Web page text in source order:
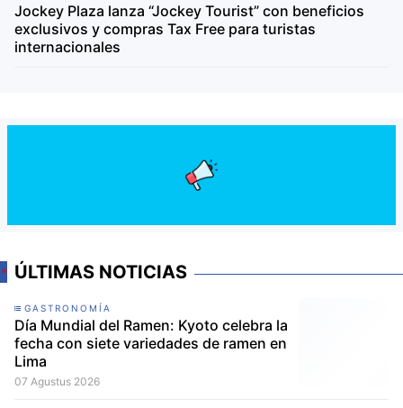
Jockey Plaza lanza “Jockey Tourist” con beneficios
exclusivos y compras Tax Free para turistas
internacionales
ÚLTIMAS NOTICIAS
GASTRONOMÍA
Día Mundial del Ramen: Kyoto celebra la
fecha con siete variedades de ramen en
Lima
07 Agustus 2026